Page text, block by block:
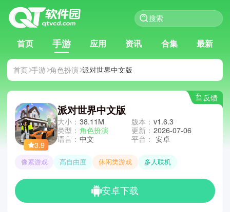
首页 手游 应用 资讯 合集 最新
首页 手游 角色扮演 派对世界中文版
反馈
3.9
派对世界中文版
大小： 38.11M
类型： 角色扮演
语言： 中文
版本： v1.6.3
更新： 2026-07-06
平台： 安卓
像素游戏 高自由度 休闲类游戏 多人联机
安卓下载